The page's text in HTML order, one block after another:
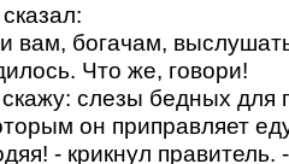
вам, богачам,
Что же, говори!
слезы бедных для
он приправляет
- крикнул правитель.